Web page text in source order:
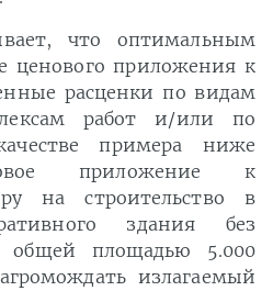
что оптимальным
ценового приложения к
расценки по видам
работ и/или по
примера ниже
приложение к
на строительство в
здания без
общей площадью 5.000
излагаемый